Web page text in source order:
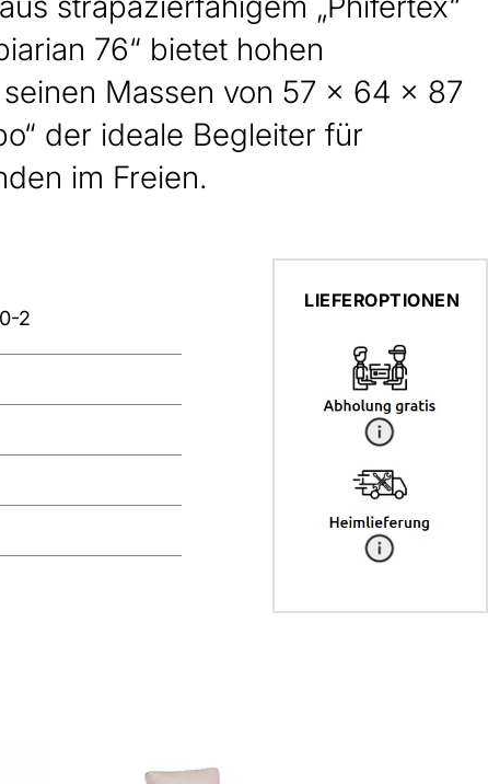
76“ bietet hohen
Massen von 57 x 64 x 87
der ideale Begleiter für
im Freien.
2
LIEFEROPTIONEN